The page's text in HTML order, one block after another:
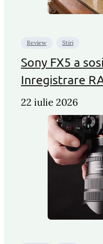
Review Stiri
Sony FX5 a
Inregistrare
22 iulie 2026